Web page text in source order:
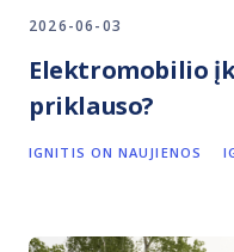
2026-06-03
Elektromobilio
priklauso?
IGNITIS ON NAUJIENOS